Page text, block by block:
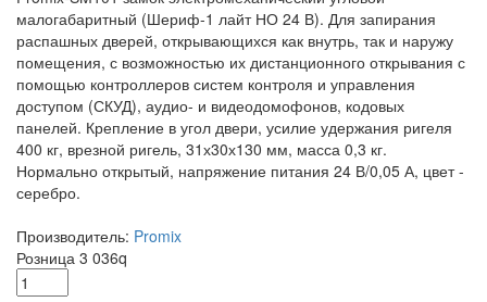
малогабаритный (Шериф-1 лайт НО 24 В). Для запирания
распашных дверей, открывающихся как внутрь, так и наружу
помещения, с возможностью их дистанционного открывания с
помощью контроллеров систем контроля и управления
доступом (СКУД), аудио- и видеодомофонов, кодовых
панелей. Крепление в угол двери, усилие удержания ригеля
400 кг, врезной ригель, 31х30х130 мм, масса 0,3 кг.
Нормально открытый, напряжение питания 24 В/0,05 А, цвет -
серебро.
Производитель: Promix
Розница 3 036q